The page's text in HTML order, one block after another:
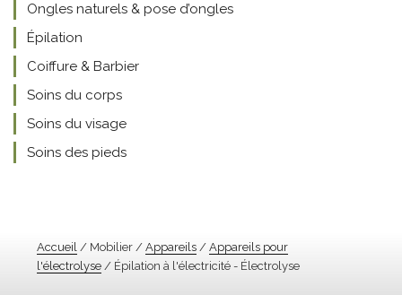
Accueil / Mobilier / Appareils / Appareils pour
l'électrolyse / Épilation à l'électricité - Électrolyse
Ongles naturels & pose d’ongles
Épilation
Coiffure & Barbier
Soins du corps
Soins du visage
Soins des pieds